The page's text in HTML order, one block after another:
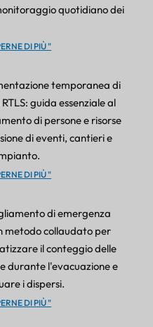
quotidiano dei
DI PIÙ "
temporanea di
guida essenziale al
di persone e risorse
di eventi, cantieri e
DI PIÙ "
di emergenza
metodo collaudato per
il conteggio delle
durante l'evacuazione e
i dispersi.
DI PIÙ "